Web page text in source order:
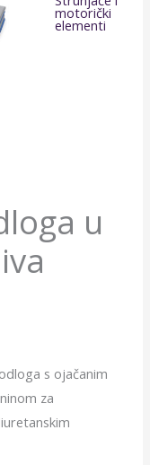
motorički
elementi
u
s ojačanim
za